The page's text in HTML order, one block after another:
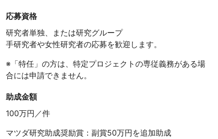
応募資格
研究者単独、または研究グループ
手研究者や女性研究者の応募を歓迎します。
※「特任」の方は、特定プロジェクトの専従義務がある場
合には申請できません。
助成金額
100万円／件
マツダ研究助成奨励賞：副賞50万円を追加助成